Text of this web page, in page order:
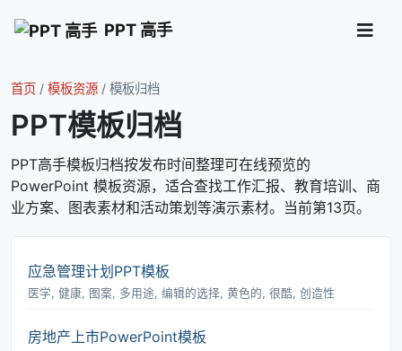
PPT 高手
首页 / 模板资源 / 模板归档
PPT模板归档
PPT高手模板归档按发布时间整理可在线预览的
PowerPoint 模板资源，适合查找工作汇报、教育培训、商
业方案、图表素材和活动策划等演示素材。当前第13页。
应急管理计划PPT模板
医学, 健康, 图案, 多用途, 编辑的选择, 黄色的, 很酷, 创造性
房地产上市PowerPoint模板